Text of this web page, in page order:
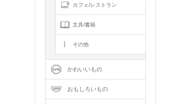
カフェ/レストラン
文具/書籍
その他
かわいいもの
おもしろいもの